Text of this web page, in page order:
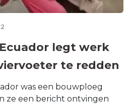
legt werk
te redden
was een bouwploeg
ze een bericht ontvingen